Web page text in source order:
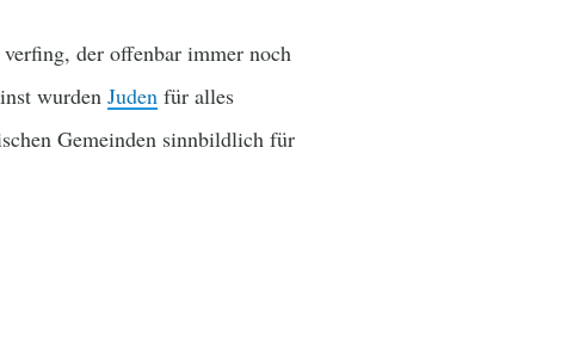
der offenbar immer noch
wurden Juden für alles
Gemeinden sinnbildlich für